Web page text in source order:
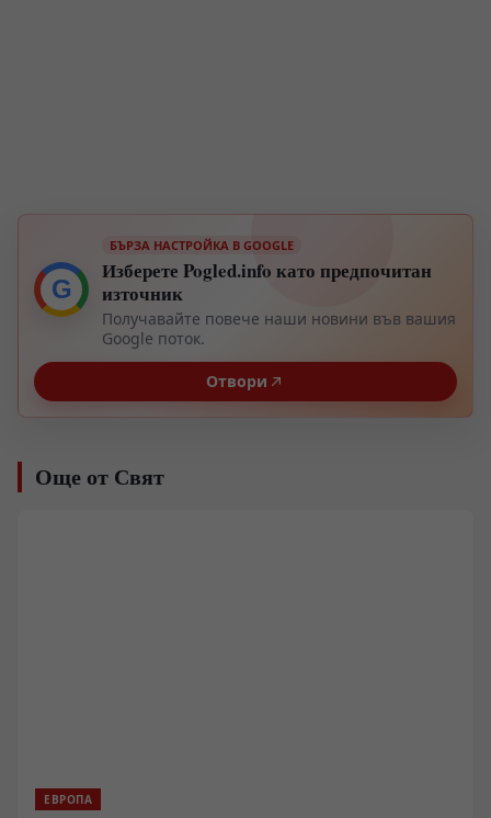
G
БЪРЗА НАСТРОЙКА В GOOGLE
Изберете Pogled.info като предпочитан
източник
Получавайте повече наши новини във вашия
Google поток.
Отвори
Още от Свят
ЕВРОПА